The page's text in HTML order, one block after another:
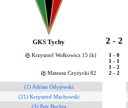
GKS Tychy 2 - 2
Krzysztof Wołkowicz 15 (k)
1 - 0
1 - 1
1 - 2
Mateusz Czyżycki 82
2 - 2
(1) Adrian Odyjewski
(21) Krzysztof Machowski
(3) Petr Buchta